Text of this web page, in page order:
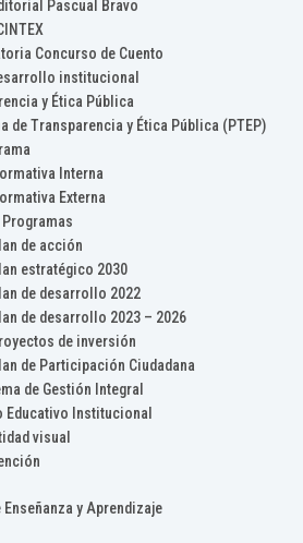
Pascual Bravo
Concurso de Cuento
institucional
y Ética Pública
de Transparencia y Ética Pública (PTEP)
Interna
Externa
Programas
de acción
estratégico 2030
de desarrollo 2022
de desarrollo 2023 – 2026
de inversión
de Participación Ciudadana
de Gestión Integral
Educativo Institucional
visual
y Aprendizaje